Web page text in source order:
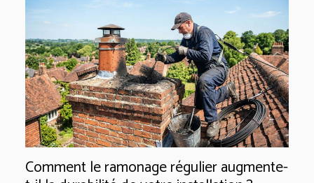
Comment le ramonage régulier augmente-